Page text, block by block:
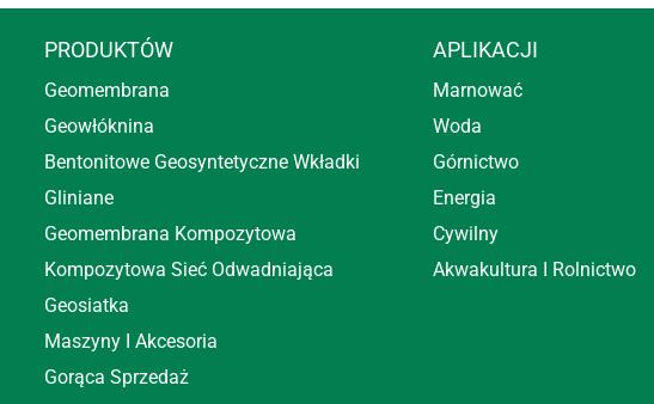
PRODUKTÓW
Geomembrana
Geowłóknina
Bentonitowe Geosyntetyczne Wkładki
Gliniane
Geomembrana Kompozytowa
Kompozytowa Sieć Odwadniająca
Geosiatka
Maszyny I Akcesoria
Gorąca Sprzedaż
APLIKACJI
Marnować
Woda
Górnictwo
Energia
Cywilny
Akwakultura I Rolnictwo